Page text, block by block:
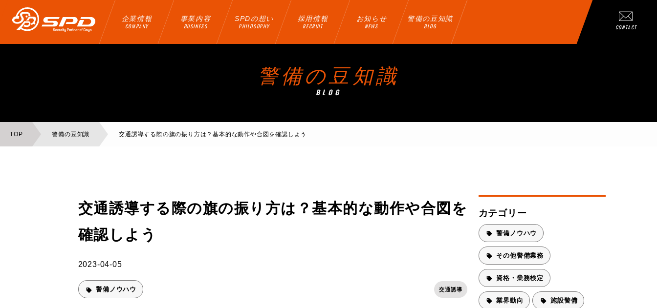
企業情報
COMPANY
事業内容
BUSINESS
SPDの想い
PHILOSOPHY
採用情報
RECRUIT
お知らせ
NEWS
警備の豆知識
BLOG CONTACT
警備の豆知識
BLOG
TOP 警備の豆知識 交通誘導する際の旗の振り方は？基本的な動作や合図を確認しよう
交通誘導する際の旗の振り方は？基本的な動作や合図を
確認しよう
2023-04-05
警備ノウハウ 交通誘導
カテゴリー
警備ノウハウ
その他警備業務
資格・業務検定
業界動向 施設警備